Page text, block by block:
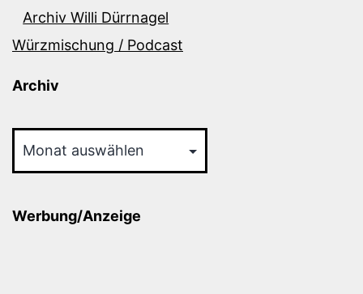
Archiv Willi Dürrnagel
Würzmischung / Podcast
Archiv
Werbung/Anzeige